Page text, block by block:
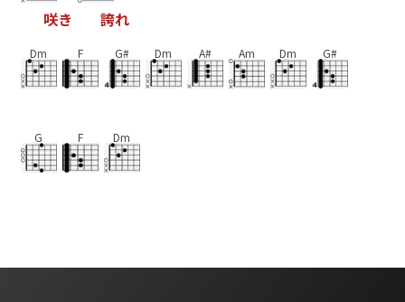
咲き 誇れ
Dm F G# Dm A# Am Dm G#
G F Dm